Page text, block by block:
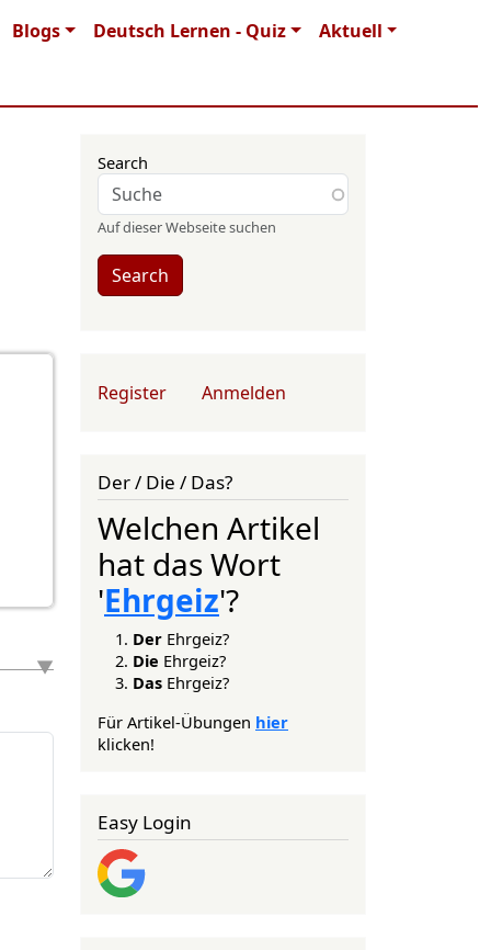
Blogs Deutsch Lernen - Quiz Aktuell
Search
Auf dieser Webseite suchen
Search
User account menu
Register Anmelden
Der / Die / Das?
Welchen Artikel
hat das Wort
'Ehrgeiz'?
Der Ehrgeiz?
Die Ehrgeiz?
Das Ehrgeiz?
Für Artikel-Übungen hier
klicken!
Easy Login